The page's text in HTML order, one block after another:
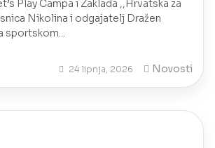
Play Campa i Zaklada ,,Hrvatska za
Nikolina i odgajatelj Dražen
sportskom...
24 lipnja, 2026 Novosti